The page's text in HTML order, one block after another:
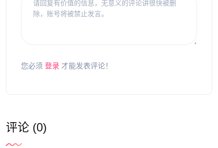
您必须 登录 才能发表评论！
评论 (0)